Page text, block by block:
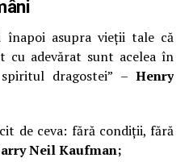
înapoi asupra vieții tale că
cu adevărat sunt acelea în
dragostei” –Henry
de ceva: fără condiții, fără
Neil Kaufman;